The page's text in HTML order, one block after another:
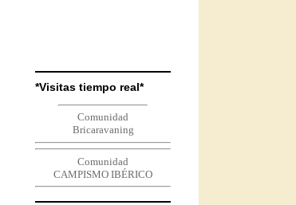
*Visitas tiempo real*
Comunidad
Bricaravaning
Comunidad
CAMPISMO IBÉRICO